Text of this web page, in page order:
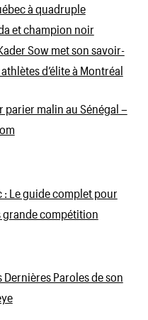
à quadruple
et champion noir
Sow met son savoir-
d’élite à Montréal
parier malin au Sénégal –
: Le guide complet pour
compétition
Dernières Paroles de son